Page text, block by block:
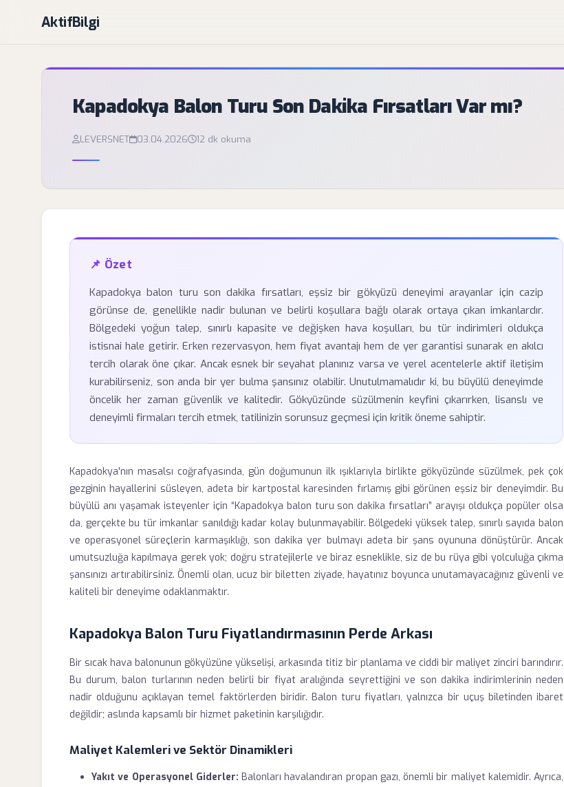
AktifBilgi
Kapadokya Balon Turu Son Dakika Fırsatları Var mı?
LEVERSNET 03.04.2026 12 dk okuma
📌 Özet
Kapadokya balon turu son dakika fırsatları, eşsiz bir gökyüzü deneyimi arayanlar için cazip
görünse de, genellikle nadir bulunan ve belirli koşullara bağlı olarak ortaya çıkan imkanlardır.
Bölgedeki yoğun talep, sınırlı kapasite ve değişken hava koşulları, bu tür indirimleri oldukça
istisnai hale getirir. Erken rezervasyon, hem fiyat avantajı hem de yer garantisi sunarak en akılcı
tercih olarak öne çıkar. Ancak esnek bir seyahat planınız varsa ve yerel acentelerle aktif iletişim
kurabilirseniz, son anda bir yer bulma şansınız olabilir. Unutulmamalıdır ki, bu büyülü deneyimde
öncelik her zaman güvenlik ve kalitedir. Gökyüzünde süzülmenin keyfini çıkarırken, lisanslı ve
deneyimli firmaları tercih etmek, tatilinizin sorunsuz geçmesi için kritik öneme sahiptir.
Kapadokya'nın masalsı coğrafyasında, gün doğumunun ilk ışıklarıyla birlikte gökyüzünde süzülmek, pek çok
gezginin hayallerini süsleyen, adeta bir kartpostal karesinden fırlamış gibi görünen eşsiz bir deneyimdir. Bu
büyülü anı yaşamak isteyenler için “Kapadokya balon turu son dakika fırsatları” arayışı oldukça popüler olsa
da, gerçekte bu tür imkanlar sanıldığı kadar kolay bulunmayabilir. Bölgedeki yüksek talep, sınırlı sayıda balon
ve operasyonel süreçlerin karmaşıklığı, son dakika yer bulmayı adeta bir şans oyununa dönüştürür. Ancak
umutsuzluğa kapılmaya gerek yok; doğru stratejilerle ve biraz esneklikle, siz de bu rüya gibi yolculuğa çıkma
şansınızı artırabilirsiniz. Önemli olan, ucuz bir biletten ziyade, hayatınız boyunca unutamayacağınız güvenli ve
kaliteli bir deneyime odaklanmaktır.
Kapadokya Balon Turu Fiyatlandırmasının Perde Arkası
Bir sıcak hava balonunun gökyüzüne yükselişi, arkasında titiz bir planlama ve ciddi bir maliyet zinciri barındırır.
Bu durum, balon turlarının neden belirli bir fiyat aralığında seyrettiğini ve son dakika indirimlerinin neden
nadir olduğunu açıklayan temel faktörlerden biridir. Balon turu fiyatları, yalnızca bir uçuş biletinden ibaret
değildir; aslında kapsamlı bir hizmet paketinin karşılığıdır.
Maliyet Kalemleri ve Sektör Dinamikleri
Yakıt ve Operasyonel Giderler: Balonları havalandıran propan gazı, önemli bir maliyet kalemidir. Ayrıca,